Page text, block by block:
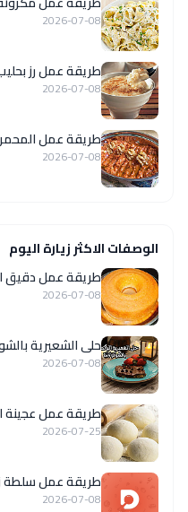
2026-07-08
طريقة عمل رز بحليب
2026-07-08
طريقة عمل
2026-07-08
الوصفات الاكثر زيارة اليوم
طريقة عمل دقيق
2026-07-08
حلى الشعيرية
2026-07-08
طريقة عمل عجينة
2026-07-25
طريقة عمل سلطة
2026-07-08